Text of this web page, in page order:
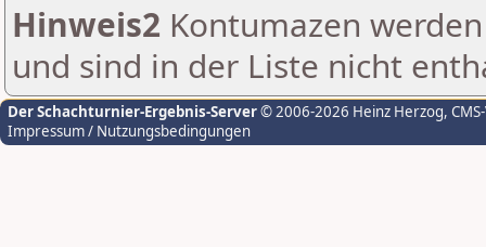
Hinweis2 Kontumazen
und sind in der Liste nicht
Der Schachturnier-Ergebnis-Server© 2006-2026 Heinz Herzog,
Impressum / Nutzungsbedingungen